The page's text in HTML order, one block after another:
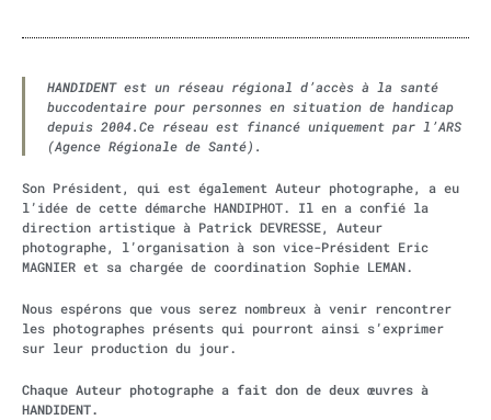
HANDIDENTest un réseau régional d’accès à la santé
buccodentaire pour personnes en situation de handicap
depuis 2004.Ce réseau est financé uniquement par l’ARS
(Agence Régionale de Santé).
Son Président, qui est également Auteur photographe, a eu
l’idée de cette démarche HANDIPHOT. Il en a confié la
direction artistique à Patrick DEVRESSE, Auteur
photographe, l’organisation à son vice-Président Eric
MAGNIER et sa chargée de coordination Sophie LEMAN.
Nous espérons que vous serez nombreux à venir rencontrer
les photographes présents qui pourront ainsi s’exprimer
sur leur production du jour.
Chaque Auteur photographe a fait don de deux œuvres à
HANDIDENT.